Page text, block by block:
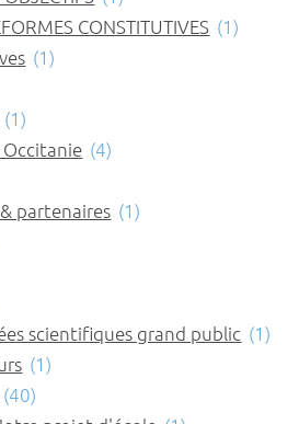
CONSTITUTIVES (1)
(1)
(1)
Occitanie (4)
partenaires (1)
scientifiques grand public (1)
(1)
(40)